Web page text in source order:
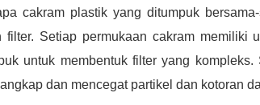
cakram plastik yang ditumpuk
Setiap permukaan cakram memiliki
untuk membentuk filter yang kompleks.
dan mencegat partikel dan kotoran